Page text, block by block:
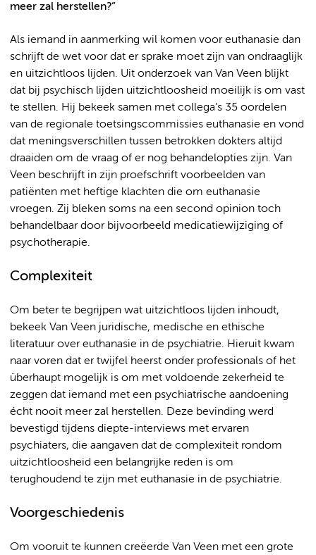
meer zal herstellen?”
Als iemand in aanmerking wil komen voor euthanasie dan
schrijft de wet voor dat er sprake moet zijn van ondraaglijk
en uitzichtloos lijden. Uit onderzoek van Van Veen blijkt
dat bij psychisch lijden uitzichtloosheid moeilijk is om vast
te stellen. Hij bekeek samen met collega’s 35 oordelen
van de regionale toetsingscommissies euthanasie en vond
dat meningsverschillen tussen betrokken dokters altijd
draaiden om de vraag of er nog behandelopties zijn. Van
Veen beschrijft in zijn proefschrift voorbeelden van
patiënten met heftige klachten die om euthanasie
vroegen. Zij bleken soms na een second opinion toch
behandelbaar door bijvoorbeeld medicatiewijziging of
psychotherapie.
Complexiteit
Om beter te begrijpen wat uitzichtloos lijden inhoudt,
bekeek Van Veen juridische, medische en ethische
literatuur over euthanasie in de psychiatrie. Hieruit kwam
naar voren dat er twijfel heerst onder professionals of het
überhaupt mogelijk is om met voldoende zekerheid te
zeggen dat iemand met een psychiatrische aandoening
écht nooit meer zal herstellen. Deze bevinding werd
bevestigd tijdens diepte-interviews met ervaren
psychiaters, die aangaven dat de complexiteit rondom
uitzichtloosheid een belangrijke reden is om
terughoudend te zijn met euthanasie in de psychiatrie.
Voorgeschiedenis
Om vooruit te kunnen creëerde Van Veen met een grote